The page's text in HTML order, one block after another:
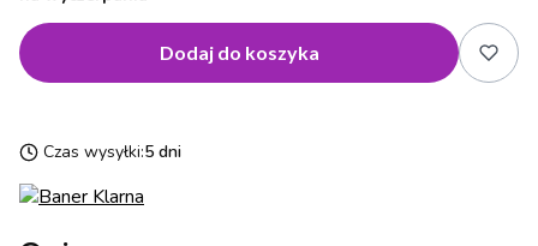
Dodaj do koszyka
Czas wysyłki:5 dni